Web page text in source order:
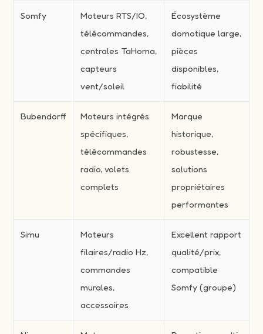
Somfy
Moteurs RTS/IO,
télécommandes,
centrales TaHoma,
capteurs
vent/soleil
Écosystème
domotique large,
pièces
disponibles,
fiabilité
Bubendorff
Moteurs intégrés
spécifiques,
télécommandes
radio, volets
complets
Marque
historique,
robustesse,
solutions
propriétaires
performantes
Simu
Moteurs
filaires/radio Hz,
commandes
murales,
accessoires
Excellent rapport
qualité/prix,
compatible
Somfy (groupe)